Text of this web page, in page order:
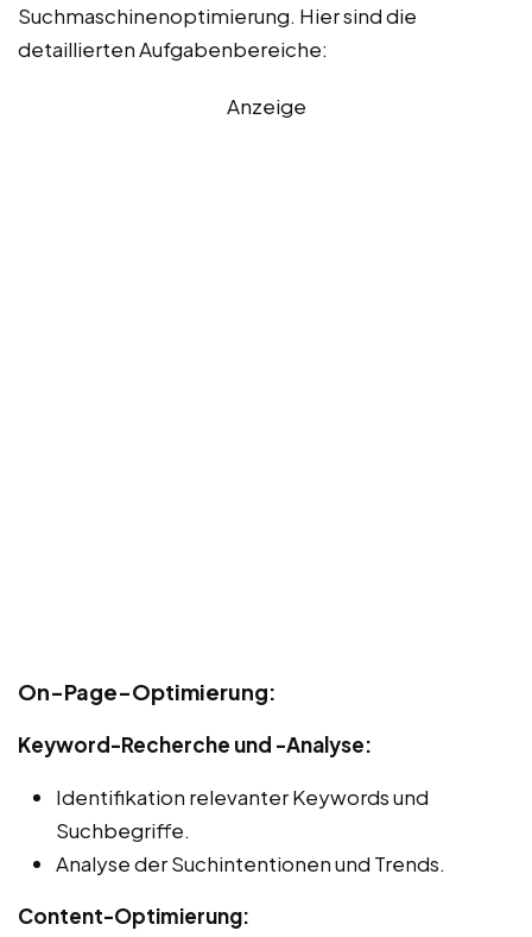
Suchmaschinenoptimierung. Hier sind die
detaillierten Aufgabenbereiche:
Anzeige
On-Page-Optimierung:
Keyword-Recherche und -Analyse:
Identifikation relevanter Keywords und
Suchbegriffe.
Analyse der Suchintentionen und Trends.
Content-Optimierung: